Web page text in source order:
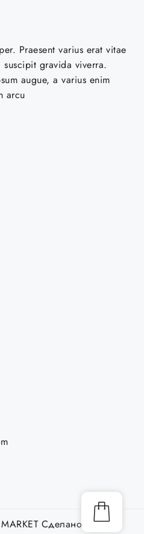
Praesent varius erat vitae
gravida viverra.
augue, a varius enim
arcu
Сделано с